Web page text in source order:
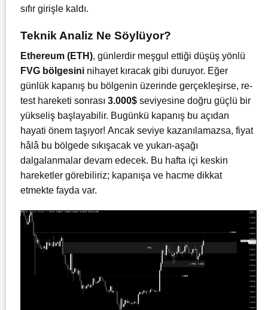
sıfır girişle kaldı.
Teknik Analiz Ne Söylüyor?
Ethereum (ETH), günlerdir meşgul ettiği düşüş yönlü
FVG bölgesini nihayet kıracak gibi duruyor. Eğer
günlük kapanış bu bölgenin üzerinde gerçekleşirse, re-
test hareketi sonrası 3.000$ seviyesine doğru güçlü bir
yükseliş başlayabilir. Bugünkü kapanış bu açıdan
hayati önem taşıyor! Ancak seviye kazanılamazsa, fiyat
hâlâ bu bölgede sıkışacak ve yukarı-aşağı
dalgalanmalar devam edecek. Bu hafta içi keskin
hareketler görebiliriz; kapanışa ve hacme dikkat
etmekte fayda var.